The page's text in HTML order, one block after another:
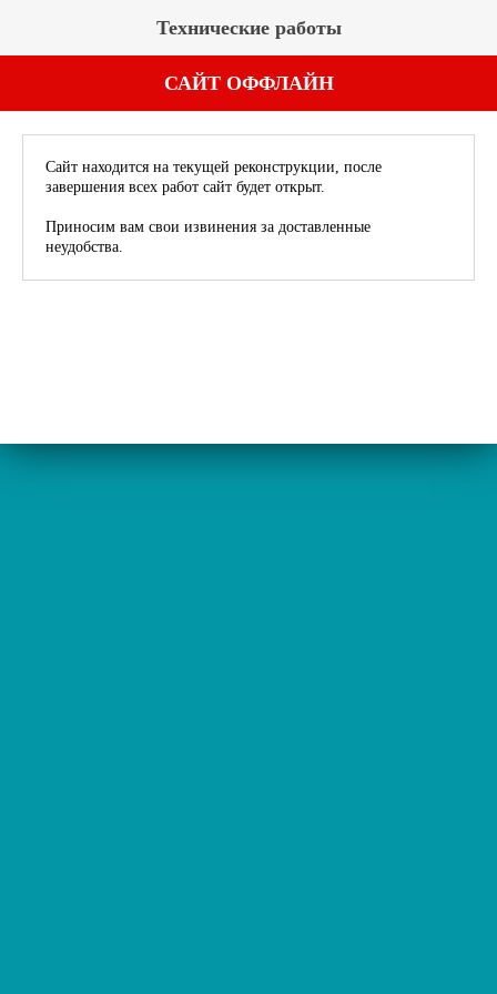
Технические работы
САЙТ ОФФЛАЙН
Сайт находится на текущей реконструкции, после
завершения всех работ сайт будет открыт.
Приносим вам свои извинения за доставленные
неудобства.